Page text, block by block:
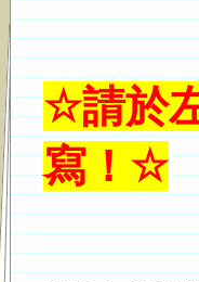
☆請於
寫！ ☆